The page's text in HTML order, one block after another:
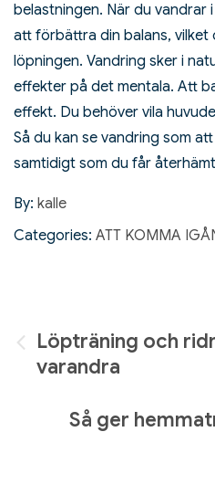
belastningen. När du vandrar
att förbättra din balans,
löpningen. Vandring sker i
effekter på det mentala. Att
effekt. Du behöver vila
Så du kan se vandring som
samtidigt som du får
By: kalle
Categories: ATT KOMMA
Löpträning och
varandra
Så ger